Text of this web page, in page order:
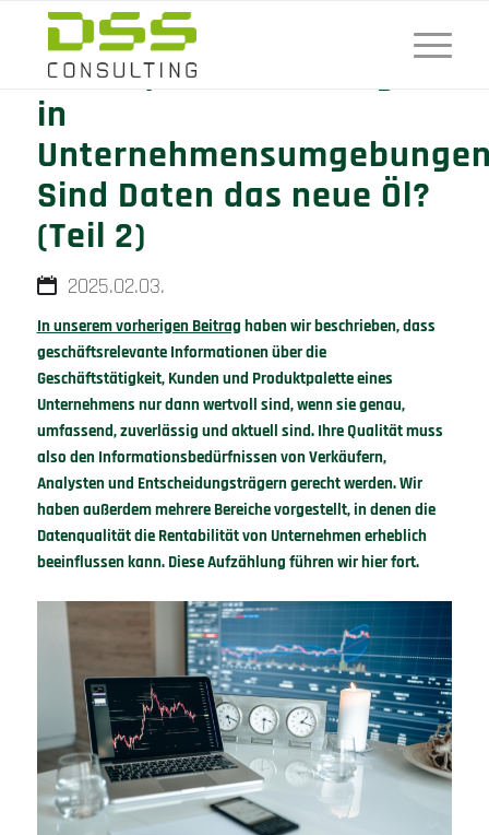
in
Sind Daten das neue Öl?
(Teil 2)
2025.02.03.
In unserem vorherigen Beitrag haben wir beschrieben, dass
geschäftsrelevante Informationen über die
Geschäftstätigkeit, Kunden und Produktpalette eines
Unternehmens nur dann wertvoll sind, wenn sie genau,
umfassend, zuverlässig und aktuell sind. Ihre Qualität muss
also den Informationsbedürfnissen von Verkäufern,
Analysten und Entscheidungsträgern gerecht werden. Wir
haben außerdem mehrere Bereiche vorgestellt, in denen die
Datenqualität die Rentabilität von Unternehmen erheblich
beeinflussen kann. Diese Aufzählung führen wir hier fort.